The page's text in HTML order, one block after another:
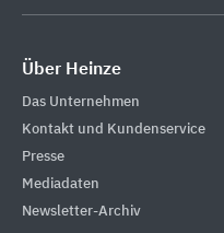
Über Heinze
Das Unternehmen
Kontakt und Kundenservice
Presse
Mediadaten
Newsletter-Archiv